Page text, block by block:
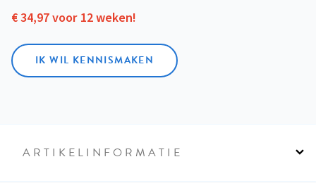
€ 34,97 voor 12 weken!
IK WIL KENNISMAKEN
ARTIKELINFORMATIE